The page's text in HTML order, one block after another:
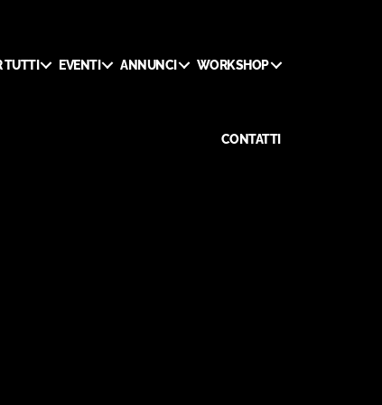
TUTTI EVENTI ANNUNCI WORKSHOP
CONTATTI